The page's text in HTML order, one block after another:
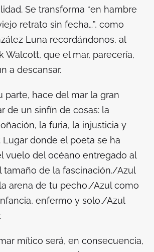
Se transforma “en hambre
retrato sin fecha…”, como
Luna recordándonos, al
Walcott, que el mar, parecería,
a descansar.
parte, hace del mar la gran
de un sinfín de cosas: la
la furia, la injusticia y
Lugar donde el poeta se ha
vuelo del océano entregado al
tamaño de la fascinación./Azul
arena de tu pecho./Azul como
enfermo y solo./Azul
mítico será, en consecuencia,